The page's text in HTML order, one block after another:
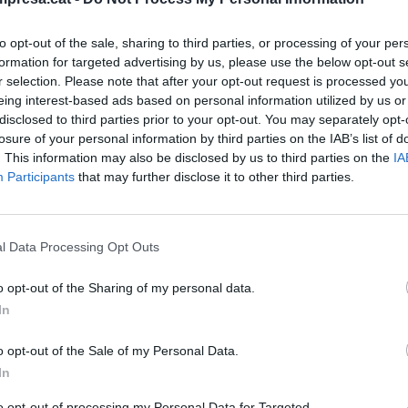
opt-out of the sale, sharing to third parties, or processing of your
for targeted advertising by us, please use the below opt-out
selection. Please note that after your opt-out request is processed
interest-based ads based on personal information utilized by us
to third parties prior to your opt-out. You may separately
of your personal information by third parties on the IAB’s list of
This information may also be disclosed by us to third parties on the
Participants that may further disclose it to other third parties.
Data Processing Opt Outs
opt-out of the Sharing of my personal data.
opt-out of the Sale of my Personal Data.
sense cap projecte presentat públicament
tècnica, social, ambiental, econòmica i
resposta donada per part de la Generalitat i dels
noves inversions per impulsar el
del Prat amb Girona i Reus a través de l'alta
territori del Delta del Llobregat ja s'ha perdut i
seria "un nou atemptat" contra els seus valors
Així mateix, denuncien que fa més de 20
es van realitzar amb l'ampliació de la T1 del
les infraestructures aeroportuàries també
la Generalitat i citen un informe recent de
Barcelona Regional, que estima que l'ampliació